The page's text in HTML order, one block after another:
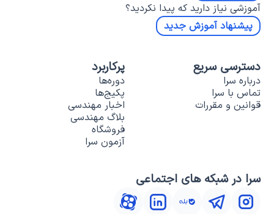
آموزشی نیاز دارید که پیدا نکردید؟
پیشنهاد آموزش جدید
دسترسی سریع
درباره سرا
تماس با سرا
قوانین و مقررات
پرکاربرد
دوره‌ها
پکیج‌ها
اخبار مهندسی
بلاگ مهندسی
فروشگاه
آزمون سرا
سرا در شبکه های اجتماعی